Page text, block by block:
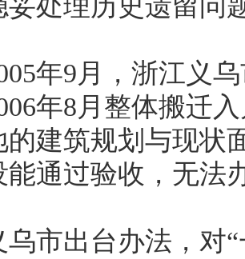
理历史遗留问
9月，浙江义乌
年8月整体搬迁
的建筑规划与现状
能通过验收，无法
出台办法，对“